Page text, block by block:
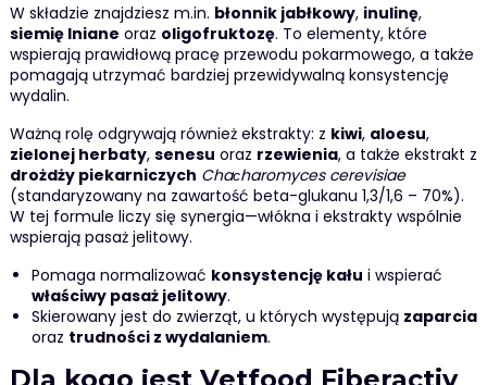
W składzie znajdziesz m.in. błonnik jabłkowy, inulinę,
siemię lniane oraz oligofruktozę. To elementy, które
wspierają prawidłową pracę przewodu pokarmowego, a także
pomagają utrzymać bardziej przewidywalną konsystencję
wydalin.
Ważną rolę odgrywają również ekstrakty: z kiwi, aloesu,
zielonej herbaty, senesu oraz rzewienia, a także ekstrakt z
drożdży piekarniczych Chaсharomyces cerevisiae
(standaryzowany na zawartość beta-glukanu 1,3/1,6 – 70%).
W tej formule liczy się synergia—włókna i ekstrakty wspólnie
wspierają pasaż jelitowy.
Pomaga normalizować konsystencję kału i wspierać
właściwy pasaż jelitowy.
Skierowany jest do zwierząt, u których występują zaparcia
oraz trudności z wydalaniem.
Dla kogo jest Vetfood Fiberactiv